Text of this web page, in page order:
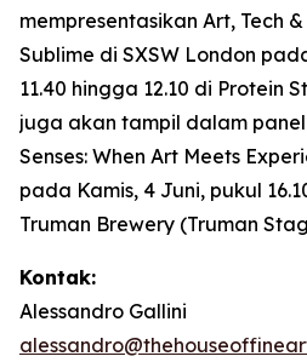
mempresentasikan Art, Tech
Sublime di SXSW London
11.40 hingga 12.10 di Protein
juga akan tampil dalam panel
Senses: When Art Meets
pada Kamis, 4 Juni, pukul
Truman Brewery (Truman
Kontak:
Alessandro Gallini